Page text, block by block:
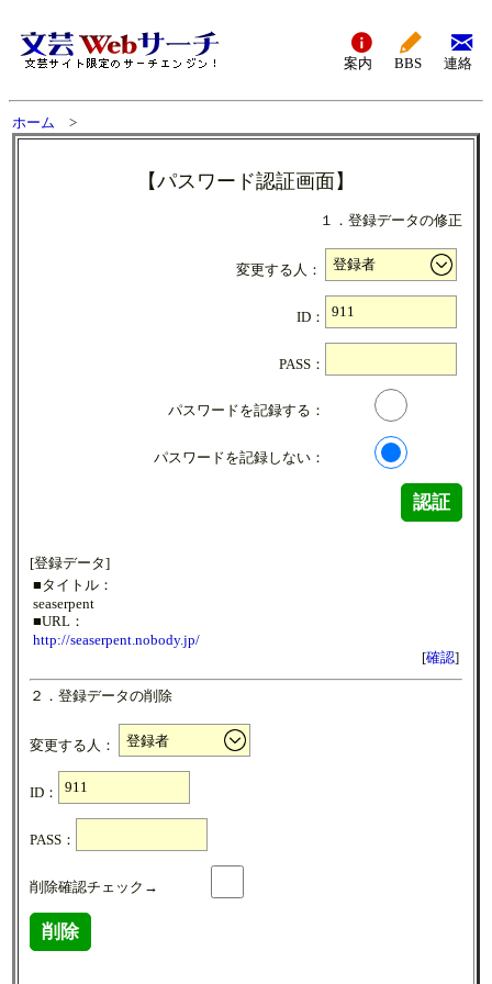
案内 BBS 連絡
ホーム >
【パスワード認証画面】
１．登録データの修正
変更する人：
ID：
PASS：
パスワードを記録する：
パスワードを記録しない：
認証
[登録データ]
■タイトル：
seaserpent
■URL：
http://seaserpent.nobody.jp/
[確認]
２．登録データの削除
変更する人：
ID：
PASS：
削除確認チェック→
削除